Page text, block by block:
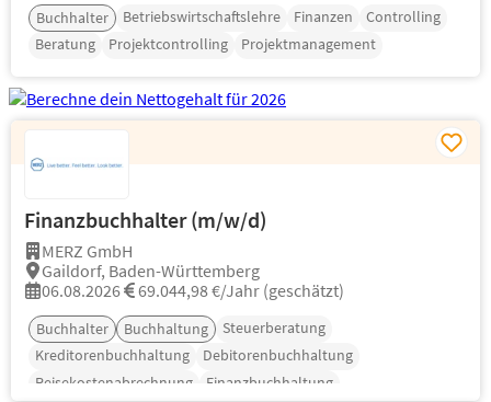
Buchhalter Betriebswirtschaftslehre Finanzen
Controlling
Beratung
Projektcontrolling Projektmanagement
Finanzbuchhalter (m/w/d)
MERZ GmbH
Gaildorf, Baden-Württemberg
06.08.2026
69.044,98 €/Jahr (geschätzt)
Buchhalter Buchhaltung
Steuerberatung
Kreditorenbuchhaltung
Debitorenbuchhaltung
Reisekostenabrechnung
Finanzbuchhaltung